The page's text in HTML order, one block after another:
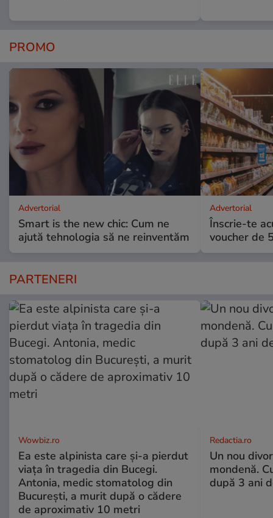
PROMO
Advertorial
Smart is the new chic: Cum ne
ajută tehnologia să ne reinventăm
Advertorial
Înscrie-te
voucher de
PARTENERI
Wowbiz.ro
Ea este alpinista care și-a pierdut
viața în tragedia din Bucegi.
Antonia, medic stomatolog din
București, a murit după o cădere
de aproximativ 10 metri
Redactia.ro
Un nou
mondenă.
după 3 ani